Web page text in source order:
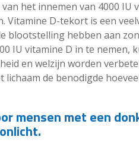
het innemen van 4000
Vitamine D-tekort is een
blootstelling hebben aan
IU vitamine D in te nemen,
en welzijn worden
de benodigde
mensen met een